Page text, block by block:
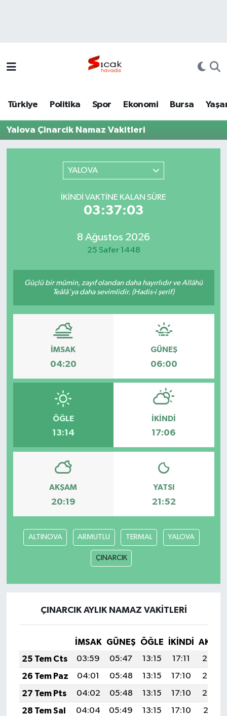
Türkiye Politika Spor Ekonomi Bursa
Yalova Çinarcik Namaz Vakitleri
YALOVA
İKINDI VAKTINE KALAN SÜRE
03:37:03
8 Ağustos 2026
25 Safer 1448
Güçlü bir mümin, zayıf olandan daha hayırlıdır ve Allâhü
Teâlâ'ya daha sevimlidir. (Hadis-i şerif)
İMSAK
04:20
GÜNEŞ
06:00
ÖĞLE
13:14
İKINDI
17:06
AKŞAM
20:19
YATSI
21:52
ALTINOVA ARMUTLU TERMAL YALOVA
ÇINARCIK
ÇINARCIK AYLIK NAMAZ VAKITLERI
İMSAK GÜNEŞ ÖĞLE İKINDI
25 Tem Cts
03:59 05:47 13:15 17:11
20:34
26 Tem Paz
04:01 05:48 13:15 17:10
20:33
27 Tem Pts
04:02 05:48 13:15 17:10
20:32
28 Tem Sal
04:04 05:49 13:15 17:10
20:31
Politika
Sağlık
Magazin
Gündem
Teknoloji
Genel
Tüm Manşetler
Son Dakika Haberleri
Haber Arşivi